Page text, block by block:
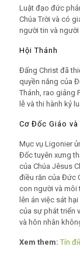
Luật đạo đức
Chúa Trời và có
người tin và
Hội Thánh
Đấng Christ đã
quyền năng của
Thánh, rao giảng
lễ và thi hành kỷ
Cơ Đốc Giáo và
Mục vụ Ligonier
Đốc tuyên xưng
của Chúa Jêsus
điều răn của Đức
con người và môi
lên án việc sát
của sự phát triển
và hôn nhân
Xem them:Tín